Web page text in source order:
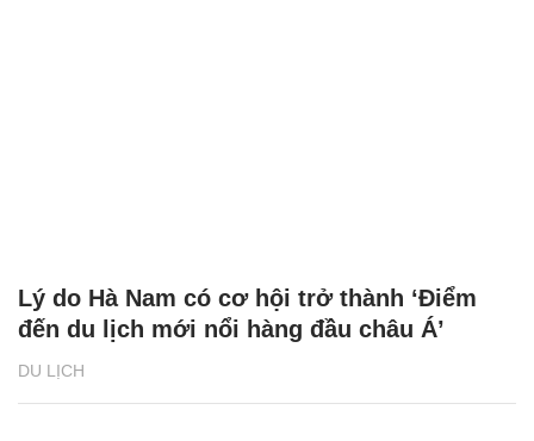
DU LỊCH
Lý do Hà Nam có cơ hội trở thành ‘Điểm
đến du lịch mới nổi hàng đầu châu Á’